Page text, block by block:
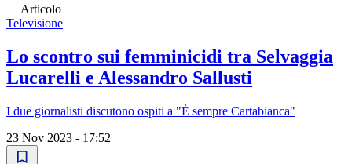
Articolo
Televisione
Lo scontro sui femminicidi tra Selvaggia
Lucarelli e Alessandro Sallusti
I due giornalisti discutono ospiti a "È sempre Cartabianca"
23 Nov 2023 - 17:52